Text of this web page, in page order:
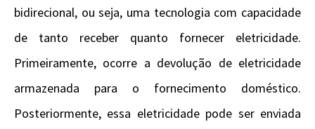
bidirecional, ou seja, uma tecnologia com capacidade
de tanto receber quanto fornecer eletricidade.
Primeiramente, ocorre a devolução de eletricidade
armazenada para o fornecimento doméstico.
Posteriormente, essa eletricidade pode ser enviada